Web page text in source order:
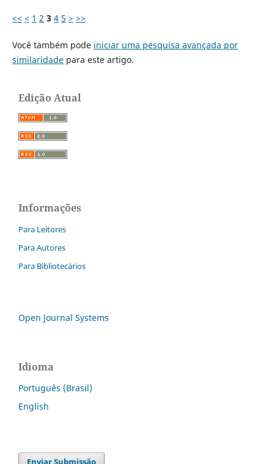
<< < 1 2 3 4 5 > >>
Você também pode iniciar uma pesquisa avançada por
similaridadepara este artigo.
Edição Atual
Informações
Para Leitores
Para Autores
Para Bibliotecários
Open Journal Systems
Idioma
Português (Brasil)
English
Enviar Submissão